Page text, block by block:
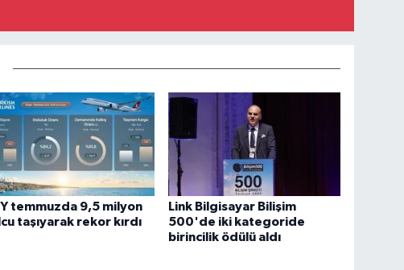
temmuzda 9,5 milyon
taşıyarak rekor kırdı
Link Bilgisayar Bilişim
500'de iki kategoride
birincilik ödülü aldı